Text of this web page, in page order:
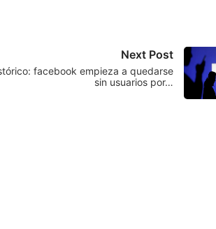
Next Post
facebook empieza a quedarse
sin usuarios por…